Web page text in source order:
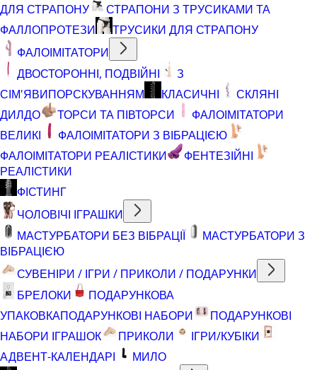
ДЛЯ СТРАПОНУ
СТРАПОНИ З ТРУСИКАМИ ТА
ФАЛЛОПРОТЕЗИ
ТРУСИКИ ДЛЯ СТРАПОНУ
ФАЛОІМІТАТОРИ
ДВОСТОРОННІ, ПОДВІЙНІ
З
СІМ'ЯВИПОРСКУВАННЯМ
КЛАСИЧНІ
СКЛЯНІ
ДИЛДО
ТОРСИ ТА ПІВТОРСИ
ФАЛОІМІТАТОРИ
ВЕЛИКІ
ФАЛОІМІТАТОРИ З ВІБРАЦІЄЮ
ФАЛОІМІТАТОРИ РЕАЛІСТИКИ
ФЕНТЕЗІЙНІ
РЕАЛІСТИКИ
ФІСТИНГ
ЧОЛОВІЧІ ІГРАШКИ
МАСТУРБАТОРИ БЕЗ ВІБРАЦІЇ
МАСТУРБАТОРИ З
ВІБРАЦІЄЮ
СУВЕНІРИ / ІГРИ / ПРИКОЛИ / ПОДАРУНКИ
БРЕЛОКИ
ПОДАРУНКОВА
УПАКОВКАПОДАРУНКОВІ НАБОРИ
ПОДАРУНКОВІ
НАБОРИ ІГРАШОК
ПРИКОЛИ
ІГРИ/КУБІКИ
АДВЕНТ-КАЛЕНДАРІ
МИЛО